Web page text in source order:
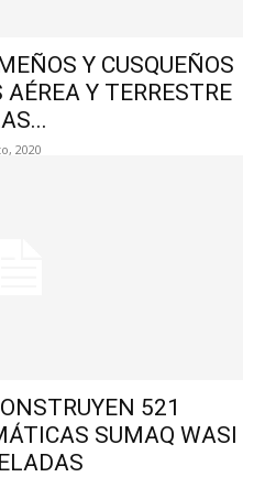
Y CUSQUEÑOS
Y TERRESTRE
2020
521
SUMAQ WASI